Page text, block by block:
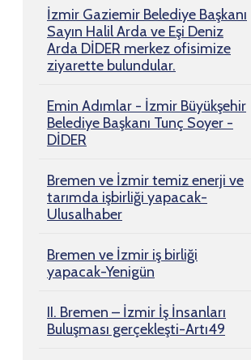
İzmir Gaziemir Belediye Başkanı
Sayın Halil Arda ve Eşi Deniz
Arda DİDER merkez ofisimize
ziyarette bulundular.
Emin Adımlar - İzmir Büyükşehir
Belediye Başkanı Tunç Soyer -
DİDER
Bremen ve İzmir temiz enerji ve
tarımda işbirliği yapacak-
Ulusalhaber
Bremen ve İzmir iş birliği
yapacak-Yenigün
II. Bremen – İzmir İş İnsanları
Buluşması gerçekleşti-Artı49